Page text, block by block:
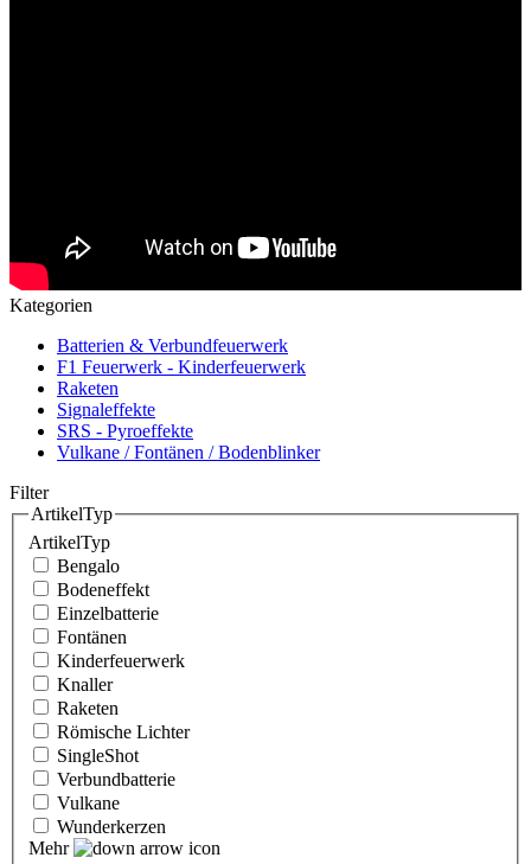
Kategorien
Batterien & Verbundfeuerwerk
F1 Feuerwerk - Kinderfeuerwerk
Raketen
Signaleffekte
SRS - Pyroeffekte
Vulkane / Fontänen / Bodenblinker
Filter
ArtikelTyp
ArtikelTyp
Bengalo
Bodeneffekt
Einzelbatterie
Fontänen
Kinderfeuerwerk
Knaller
Raketen
Römische Lichter
SingleShot
Verbundbatterie
Vulkane
Wunderkerzen
Mehr